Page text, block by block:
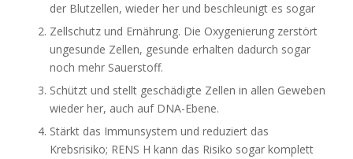
der Blutzellen, wieder her und beschleunigt es sogar
Zellschutz und Ernährung. Die Oxygenierung zerstört
ungesunde Zellen, gesunde erhalten dadurch sogar
noch mehr Sauerstoff.
Schützt und stellt geschädigte Zellen in allen Geweben
wieder her, auch auf DNA-Ebene.
Stärkt das Immunsystem und reduziert das
Krebsrisiko; RENS H kann das Risiko sogar komplett